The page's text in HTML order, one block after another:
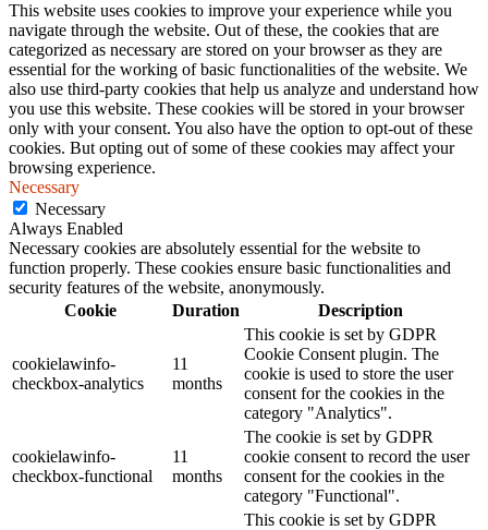
This website uses cookies to improve your experience while you
navigate through the website. Out of these, the cookies that are
categorized as necessary are stored on your browser as they are
essential for the working of basic functionalities of the website. We
also use third-party cookies that help us analyze and understand how
you use this website. These cookies will be stored in your browser
only with your consent. You also have the option to opt-out of these
cookies. But opting out of some of these cookies may affect your
browsing experience.
Necessary
Necessary
Always Enabled
Necessary cookies are absolutely essential for the website to
function properly. These cookies ensure basic functionalities and
security features of the website, anonymously.
Cookie
Duration Description
cookielawinfo-
checkbox-analytics
11
months
This cookie is set by GDPR
Cookie Consent plugin. The
cookie is used to store the user
consent for the cookies in the
category "Analytics".
cookielawinfo-
checkbox-functional
11
months
The cookie is set by GDPR
cookie consent to record the user
consent for the cookies in the
category "Functional".
This cookie is set by GDPR